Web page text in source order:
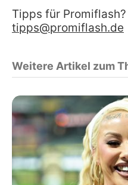
Tipps für
tipps@promiflash.de
Weitere Artikel zum